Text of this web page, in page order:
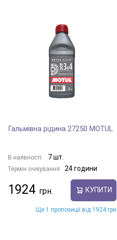
Гальмівна рідина 27250 MOTUL
В наявності: 7 шт.
Термін очікування: 24 години
1924 КУПИТИ
Ще 1 пропозиції від 1924 грн